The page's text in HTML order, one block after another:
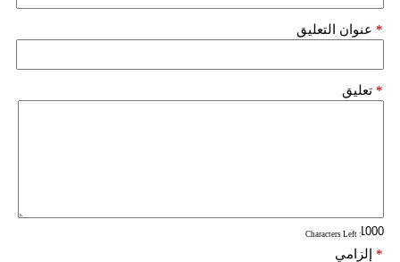
عنوان التعليق *
تعليق *
: Characters Left
إلزامي *